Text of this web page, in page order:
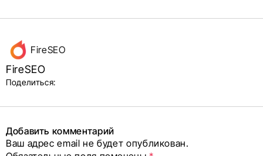
Данные
об авторе
и блок
поделиться
в соцсетях
FireSEO
FireSEO
Поделиться:
Добавить комментарий
Ваш адрес email не будет опубликован.
Alternative: